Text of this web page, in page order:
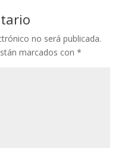
no será publicada.
marcados con *